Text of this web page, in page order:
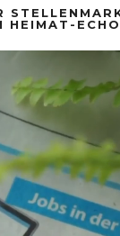
HEIMAT-ECHO
Player